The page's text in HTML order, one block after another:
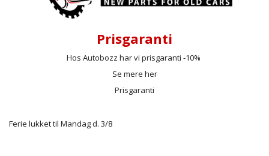
Prisgaranti
Hos Autobozz har vi prisgaranti -10%
Se mere her
Prisgaranti
Ferie lukket til Mandag d. 3/8